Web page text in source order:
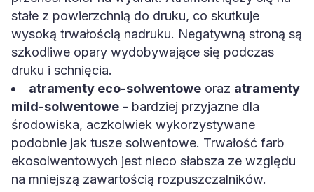
stałe z powierzchnią do druku, co skutkuje
wysoką trwałością nadruku. Negatywną stroną są
szkodliwe opary wydobywające się podczas
druku i schnięcia.
atramenty eco-solwentowe oraz atramenty
mild-solwentowe - bardziej przyjazne dla
środowiska, aczkolwiek wykorzystywane
podobnie jak tusze solwentowe. Trwałość farb
ekosolwentowych jest nieco słabsza ze względu
na mniejszą zawartością rozpuszczalników.